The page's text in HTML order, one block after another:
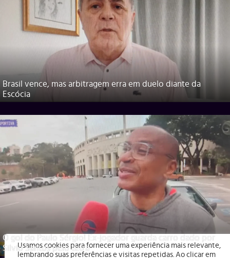
Brasil vence, mas arbitragem erra em duelo diante da
Escócia
O gol do Paulo Sérgio! Ex-jogador guarda carro dado por
Silvio Santos pelo tetra
Usamos cookies para fornecer uma experiência mais relevante,
lembrando suas preferências e visitas repetidas. Ao clicar em